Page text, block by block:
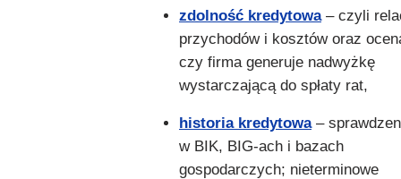
zdolność kredytowa– czyli
przychodów i kosztów oraz
czy firma generuje nadwyżkę
wystarczającą do spłaty rat,
historia kredytowa–
w BIK, BIG-ach i bazach
gospodarczych; nieterminowe